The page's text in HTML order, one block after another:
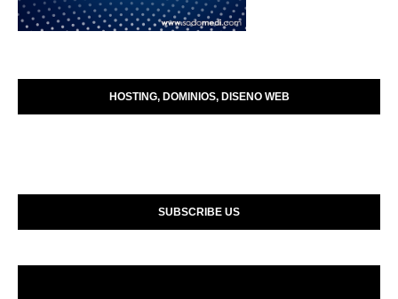
HOSTING, DOMINIOS, DISENO WEB
SUBSCRIBE US